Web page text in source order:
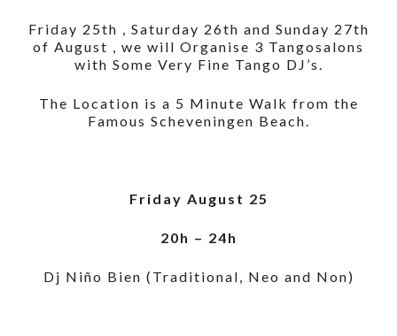
Friday 25th , Saturday 26th and Sunday 27th
of August , we will Organise 3 Tangosalons
with Some Very Fine Tango DJ’s.
The Location is a 5 Minute Walk from the
Famous Scheveningen Beach.
Friday August 25
20h – 24h
Dj Niño Bien (Traditional, Neo and Non)